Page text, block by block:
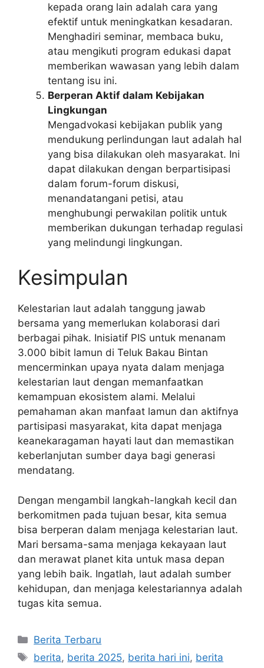
kepada orang lain adalah cara yang
efektif untuk meningkatkan kesadaran.
Menghadiri seminar, membaca buku,
atau mengikuti program edukasi dapat
memberikan wawasan yang lebih dalam
tentang isu ini.
Berperan Aktif dalam Kebijakan
Lingkungan
Mengadvokasi kebijakan publik yang
mendukung perlindungan laut adalah hal
yang bisa dilakukan oleh masyarakat. Ini
dapat dilakukan dengan berpartisipasi
dalam forum-forum diskusi,
menandatangani petisi, atau
menghubungi perwakilan politik untuk
memberikan dukungan terhadap regulasi
yang melindungi lingkungan.
Kesimpulan
Kelestarian laut adalah tanggung jawab
bersama yang memerlukan kolaborasi dari
berbagai pihak. Inisiatif PIS untuk menanam
3.000 bibit lamun di Teluk Bakau Bintan
mencerminkan upaya nyata dalam menjaga
kelestarian laut dengan memanfaatkan
kemampuan ekosistem alami. Melalui
pemahaman akan manfaat lamun dan aktifnya
partisipasi masyarakat, kita dapat menjaga
keanekaragaman hayati laut dan memastikan
keberlanjutan sumber daya bagi generasi
mendatang.
Dengan mengambil langkah-langkah kecil dan
berkomitmen pada tujuan besar, kita semua
bisa berperan dalam menjaga kelestarian laut.
Mari bersama-sama menjaga kekayaan laut
dan merawat planet kita untuk masa depan
yang lebih baik. Ingatlah, laut adalah sumber
kehidupan, dan menjaga kelestariannya adalah
tugas kita semua.
Kategori
Berita Terbaru
Tag
berita, berita 2025, berita hari ini, berita